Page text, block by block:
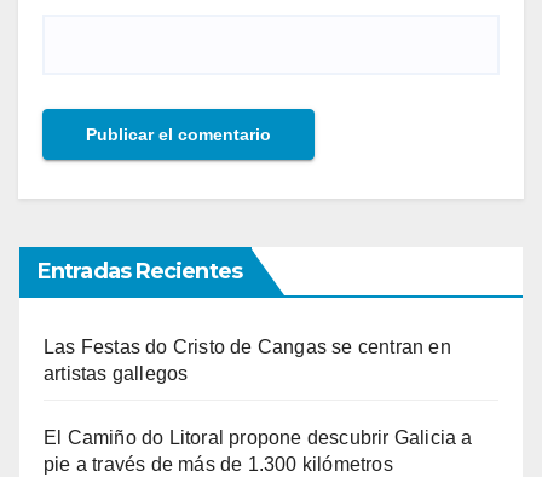
Entradas Recientes
Las Festas do Cristo de Cangas se centran en
artistas gallegos
El Camiño do Litoral propone descubrir Galicia a
pie a través de más de 1.300 kilómetros